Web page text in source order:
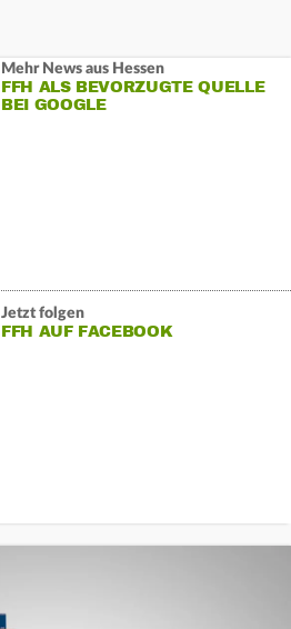
Mehr News aus Hessen
FFH ALS BEVORZUGTE QUELLE
BEI GOOGLE
Jetzt folgen
FFH AUF FACEBOOK